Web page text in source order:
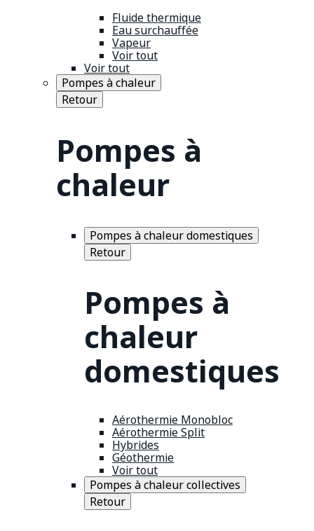
Fluide thermique
Eau surchauffée
Vapeur
Voir tout
Voir tout
Pompes à chaleur
Retour
Pompes à
chaleur
Pompes à chaleur domestiques
Retour
Pompes à
chaleur
domestiques
Aérothermie Monobloc
Aérothermie Split
Hybrides
Géothermie
Voir tout
Pompes à chaleur collectives
Retour